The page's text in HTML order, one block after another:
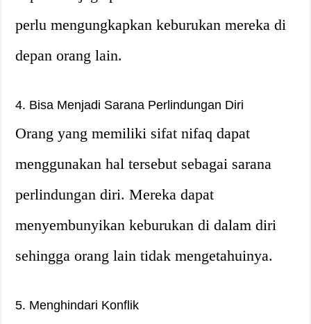
perlu mengungkapkan keburukan mereka di
depan orang lain.
4. Bisa Menjadi Sarana Perlindungan Diri
Orang yang memiliki sifat nifaq dapat
menggunakan hal tersebut sebagai sarana
perlindungan diri. Mereka dapat
menyembunyikan keburukan di dalam diri
sehingga orang lain tidak mengetahuinya.
5. Menghindari Konflik